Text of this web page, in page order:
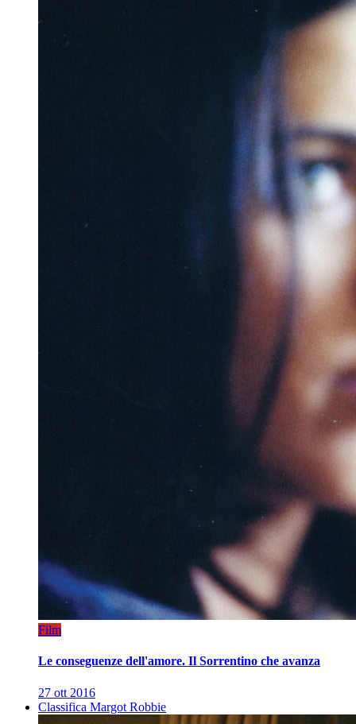
Film
Le conseguenze dell'amore. Il Sorrentino che avanza
27 ott 2016
Classifica Margot Robbie